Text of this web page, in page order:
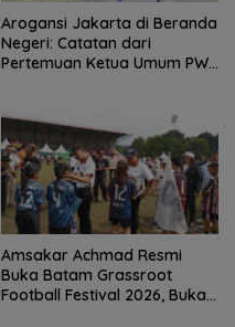
Arogansi Jakarta di Beranda
Negeri: Catatan dari
Pertemuan Ketua Umum PWI
Amsakar Achmad Resmi
Buka Batam Grassroot
Football Festival 2026, Buka